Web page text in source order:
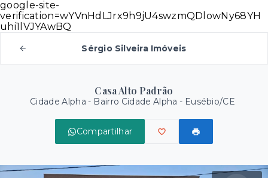
google-site-
verification=wYVnHdLJrx9h9jU4swzmQDlowNy68YH
uhi1lVJYAwBQ
Sérgio Silveira Imóveis
Casa Alto Padrão
Cidade Alpha - Bairro Cidade Alpha - Eusébio/CE
Compartilhar